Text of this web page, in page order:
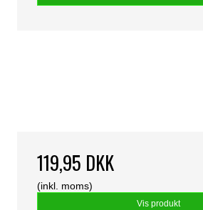
119,95 DKK
(inkl. moms)
Vis produkt